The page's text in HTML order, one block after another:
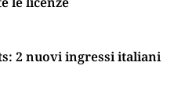
2 nuovi ingressi italiani